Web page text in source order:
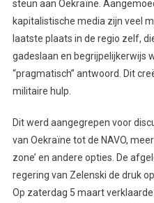
steun aan Oekraïne.
kapitalistische media zijn veel
laatste plaats in de regio zelf,
gadeslaan en begrijpelijkerwijs
“pragmatisch” antwoord. Dit
militaire hulp.
Dit werd aangegrepen voor
van Oekraïne tot de NAVO,
zone’ en andere opties. De
regering van Zelenski de druk
Op zaterdag 5 maart